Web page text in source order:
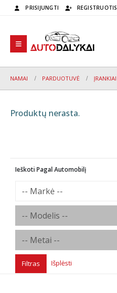
PRISIJUNGTI REGISTRUOTIS
NAMAI PARDUOTUVĖ ĮRANKIAI
Produktų nerasta.
Ieškoti Pagal Automobilį
Filtras Išplėsti